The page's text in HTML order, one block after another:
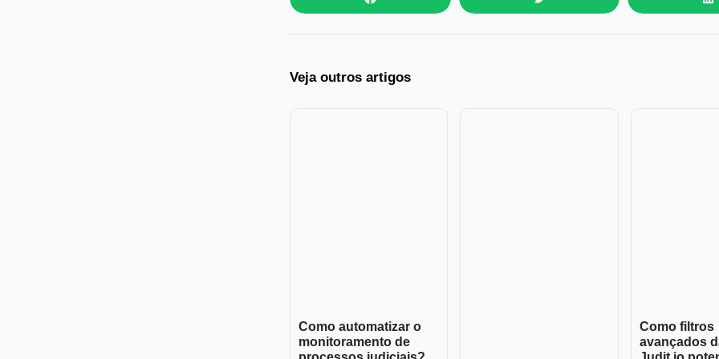
Veja outros artigos
Como automatizar o
monitoramento de
Como filtros
avançados